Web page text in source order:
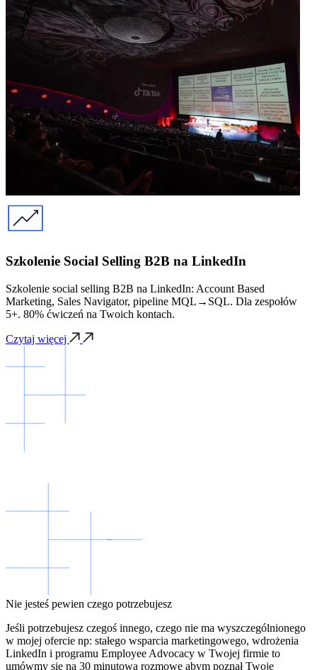
Szkolenie Social Selling B2B na LinkedIn
Szkolenie social selling B2B na LinkedIn: Account Based
Marketing, Sales Navigator, pipeline MQL→SQL. Dla zespołów
5+. 80% ćwiczeń na Twoich kontach.
Czytaj więcej
Nie jesteś pewien czego potrzebujesz
Jeśli potrzebujesz czegoś innego, czego nie ma wyszczególnionego
w mojej ofercie np: stałego wsparcia marketingowego, wdrożenia
LinkedIn i programu Employee Advocacy w Twojej firmie to
umówmy się na 30 minutową rozmowę abym poznał Twoje